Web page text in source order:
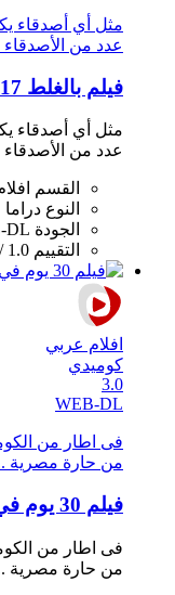
مثل أي أصدقاء
عدد من الأصدقاء
فيلم بالغلط 2017 HD
مثل أي أصدقاء
عدد من الأصدقاء
القسم
النوع دراما
الجودة DL
التقييم 1.0 / 10
افلام عربي
كوميدي
3.0
WEB-DL
فى اطار من
من حارة مصرية
فيلم 30 يوم في العز 2016 HD
فى اطار من
من حارة مصرية